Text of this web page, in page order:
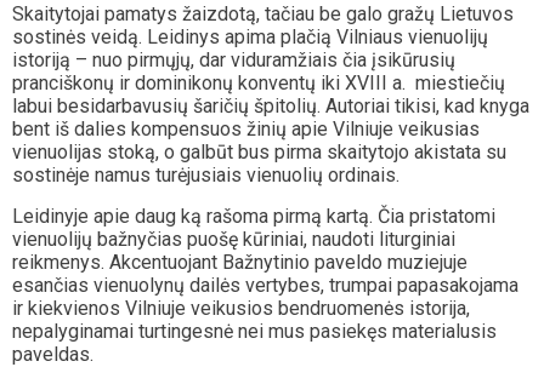
Skaitytojai pamatys žaizdotą, tačiau be galo gražų Lietuvos
sostinės veidą. Leidinys apima plačią Vilniaus vienuolijų
istoriją – nuo pirmųjų, dar viduramžiais čia įsikūrusių
pranciškonų ir dominikonų konventų iki XVIII a. miestiečių
labui besidarbavusių šaričių špitolių. Autoriai tikisi, kad knyga
bent iš dalies kompensuos žinių apie Vilniuje veikusias
vienuolijas stoką, o galbūt bus pirma skaitytojo akistata su
sostinėje namus turėjusiais vienuolių ordinais.
Leidinyje apie daug ką rašoma pirmą kartą. Čia pristatomi
vienuolijų bažnyčias puošę kūriniai, naudoti liturginiai
reikmenys. Akcentuojant Bažnytinio paveldo muziejuje
esančias vienuolynų dailės vertybes, trumpai papasakojama
ir kiekvienos Vilniuje veikusios bendruomenės istorija,
nepalyginamai turtingesnė nei mus pasiekęs materialusis
paveldas.